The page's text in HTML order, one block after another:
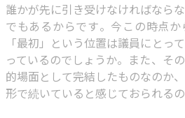
誰かが先に引き受けなければなら
でもあるからです。今この時点
「最初」という位置は議員にとっ
っているのでしょうか。また、そ
的場面として完結したものなのか
形で続いていると感じておられる